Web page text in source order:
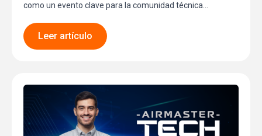
como un evento clave para la comunidad técnica…
Leer artículo